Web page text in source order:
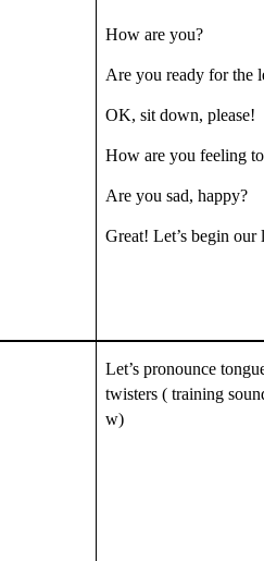
How are you?
Are you ready for the
OK, sit down, please!
How are you feeling
Are you sad, happy?
Great! Let’s begin our
Let’s pronounce
twisters ( training
w)